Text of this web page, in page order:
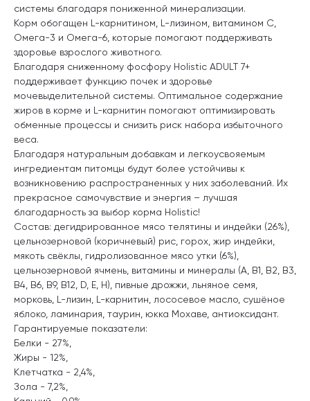
системы благодаря пониженной минерализации.
Корм обогащен L-карнитином, L-лизином, витамином C,
Омега-3 и Омега-6, которые помогают поддерживать
здоровье взрослого животного.
Благодаря сниженному фосфору Holistic ADULT 7+
поддерживает функцию почек и здоровье
мочевыделительной системы. Оптимальное содержание
жиров в корме и L-карнитин помогают оптимизировать
обменные процессы и снизить риск набора избыточного
веса.
Благодаря натуральным добавкам и легкоусвояемым
ингредиентам питомцы будут более устойчивы к
возникновению распространенных у них заболеваний. Их
прекрасное самочувствие и энергия – лучшая
благодарность за выбор корма Holistic!
Состав: дегидрированное мясо телятины и индейки (26%),
цельнозерновой (коричневый) рис, горох, жир индейки,
мякоть свёклы, гидролизованное мясо утки (6%),
цельнозерновой ячмень, витамины и минералы (А, В1, В2, В3,
В4, В6, В9, В12, D, Е, Н), пивные дрожжи, льняное семя,
морковь, L-лизин, L-карнитин, лососевое масло, сушёное
яблоко, ламинария, таурин, юкка Мохаве, антиоксидант.
Гарантируемые показатели:
Белки - 27%,
Жиры - 12%,
Клетчатка - 2,4%,
Зола - 7,2%,